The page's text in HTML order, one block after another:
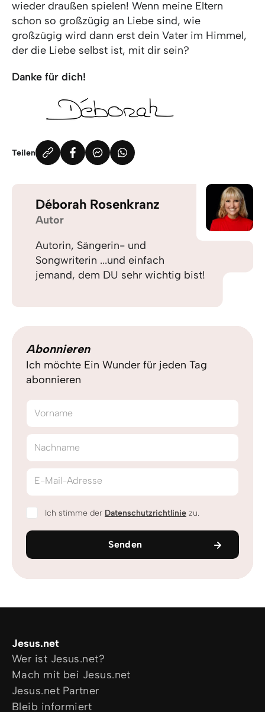
wieder draußen spielen! Wenn meine Eltern
schon so großzügig an Liebe sind, wie
großzügig wird dann erst dein Vater im Himmel,
der die Liebe selbst ist, mit dir sein?
Danke für dich!
Teilen
Déborah Rosenkranz
Autor
Autorin, Sängerin- und
Songwriterin ...und einfach
jemand, dem DU sehr wichtig bist!
Abonnieren
Ich möchte Ein Wunder für jeden Tag
abonnieren
Vorname
Nachname
E-Mail-Adresse
Ich stimme der Datenschutzrichtlinie zu.
Senden
Jesus.net
Wer ist Jesus.net?
Mach mit bei Jesus.net
Jesus.net Partner
Bleib informiert